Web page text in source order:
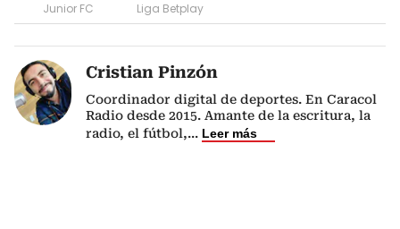
Junior FC
Liga Betplay
Cristian Pinzón
Coordinador digital de deportes. En Caracol
Radio desde 2015. Amante de la escritura, la
radio, el fútbol,... Leer más